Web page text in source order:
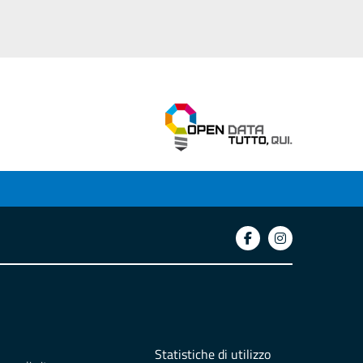
Statistiche di utilizzo